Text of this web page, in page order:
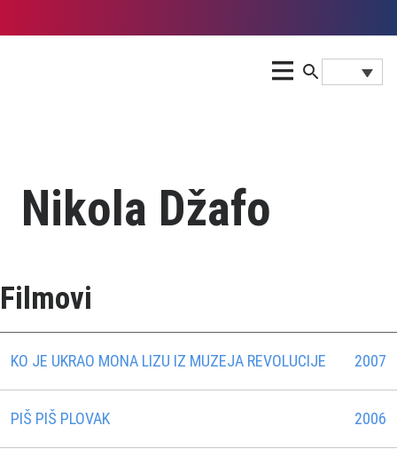
Nikola Džafo
Filmovi
KO JE UKRAO MONA LIZU IZ MUZEJA REVOLUCIJE 2007
PIŠ PIŠ PLOVAK 2006